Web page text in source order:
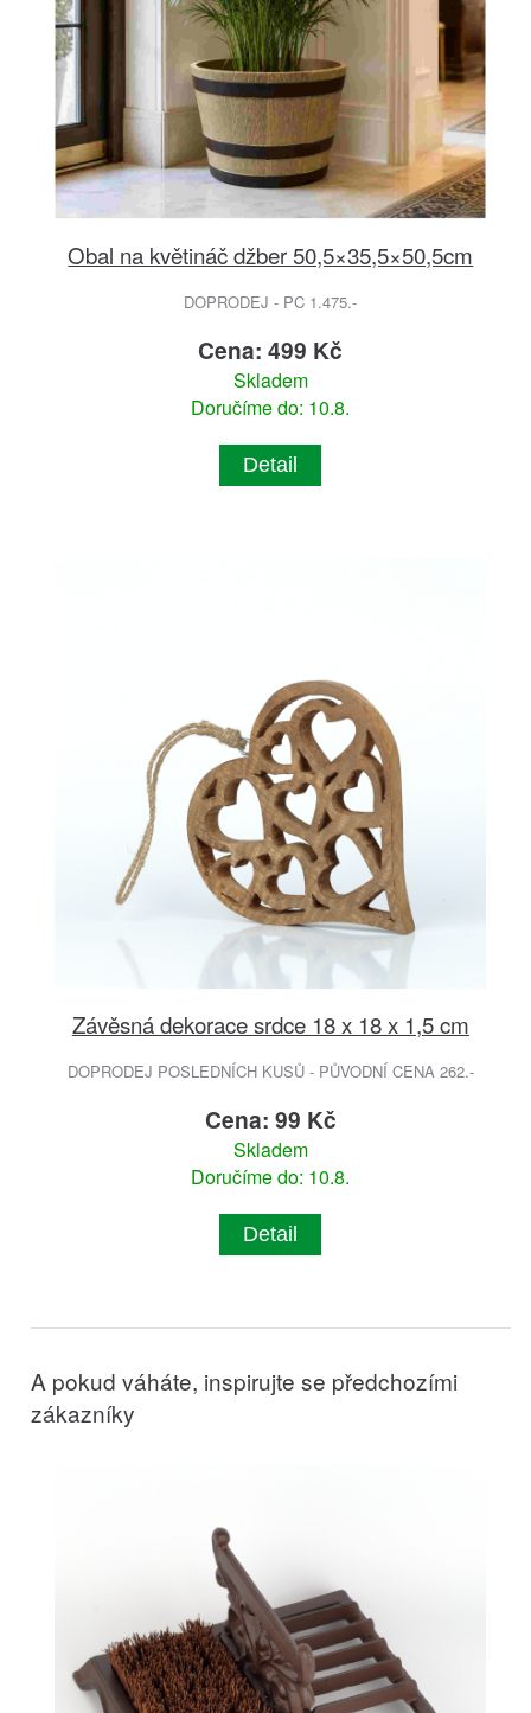
Obal na květináč džber 50,5×35,5×50,5cm
DOPRODEJ - PC 1.475.-
Cena: 499 Kč
Skladem
Doručíme do: 10.8.
Detail
Závěsná dekorace srdce 18 x 18 x 1,5 cm
DOPRODEJ POSLEDNÍCH KUSŮ - PŮVODNÍ CENA 262.-
Cena: 99 Kč
Skladem
Doručíme do: 10.8.
Detail
A pokud váháte, inspirujte se předchozími
zákazníky